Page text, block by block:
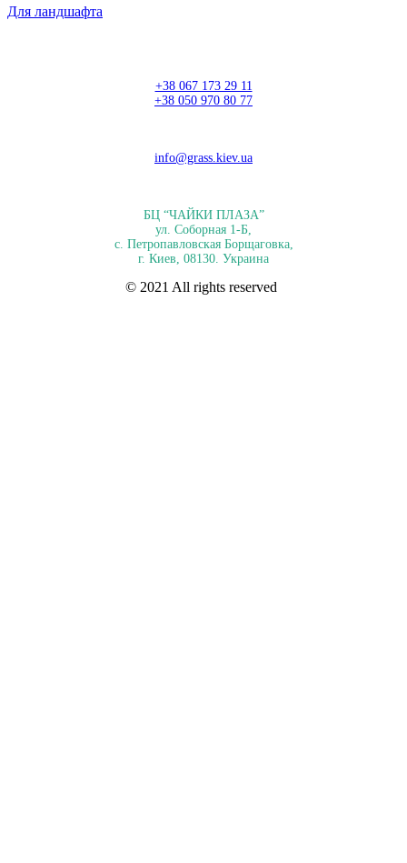
Для ландшафта
+38 067 173 29 11
+38 050 970 80 77
info@grass.kiev.ua
БЦ “ЧАЙКИ ПЛАЗА”
ул. Соборная 1-Б,
с. Петропавловская Борщаговка,
г. Киев, 08130. Украина
© 2021 All rights reserved